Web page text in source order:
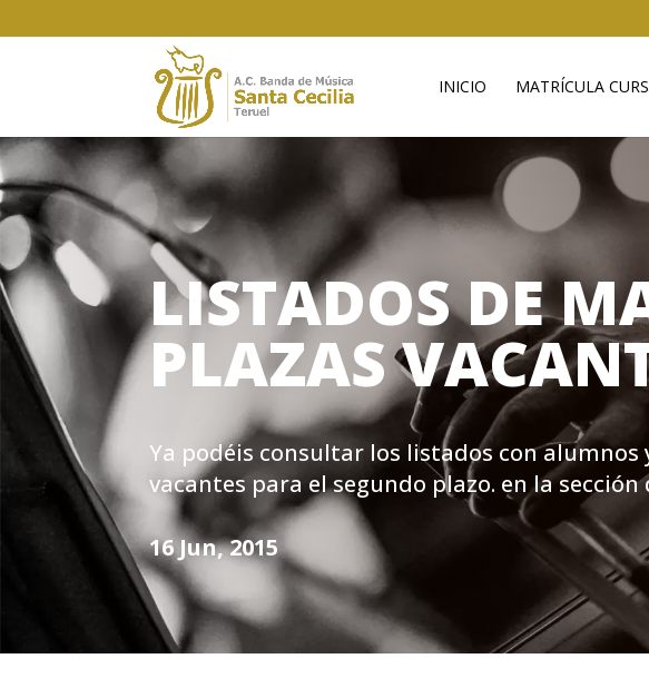
INICIO MATRÍCULA
LISTADOS DE
PLAZAS
Ya podéis consultar los listados con
vacantes para el segundo plazo. en la
16 Jun, 2015